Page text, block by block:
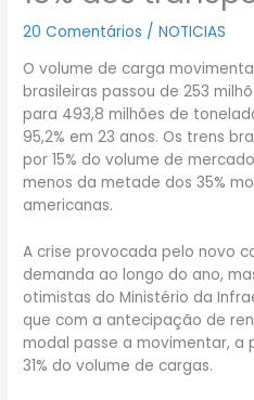
20 Comentários /NOTICIAS
O volume de carga
brasileiras passou de 253
para 493,8 milhões de
95,2% em 23 anos. Os trens
por 15% do volume de
menos da metade dos 35%
americanas.
A crise provocada pelo novo
demanda ao longo do ano,
otimistas do Ministério da
que com a antecipação de
modal passe a movimentar, a
31% do volume de cargas.